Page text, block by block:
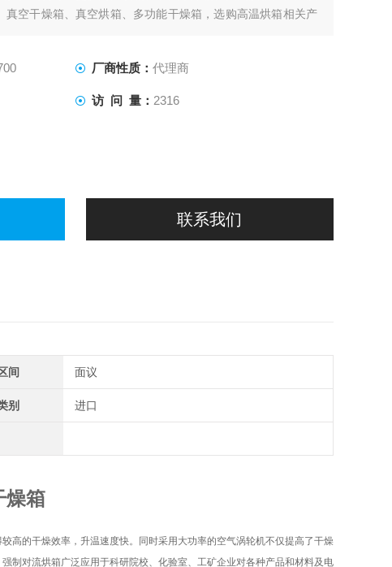
真空干燥箱、真空烘箱、多功能干燥箱，选购高温烘箱相关产
厂商性质： 代理商
访 问 量： 2316
联系我们
间 面议
别 进口
燥箱
高的干燥效率，升温速度快。同时采用大功率的空气涡轮机不仅提高了干燥
强制对流烘箱广泛应用于科研院校、化验室、工矿企业对各种产品和材料及电